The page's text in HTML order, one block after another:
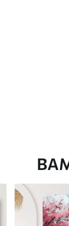
Яскраві, насичені
Стійкість до
Безпечне чорнило